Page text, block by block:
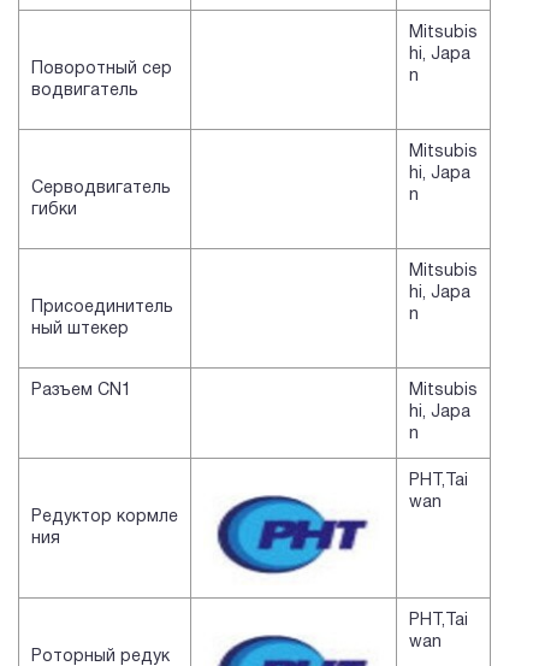
Поворотный сер
водвигатель
Mitsubis
hi, Japa
n
Серводвигатель
гибки
Mitsubis
hi, Japa
n
Присоединитель
ный штекер
Mitsubis
hi, Japa
n
Разъем CN1
Mitsubis
hi, Japa
n
Редуктор кормле
ния
PHT,Tai
wan
Роторный редук
PHT,Tai
wan